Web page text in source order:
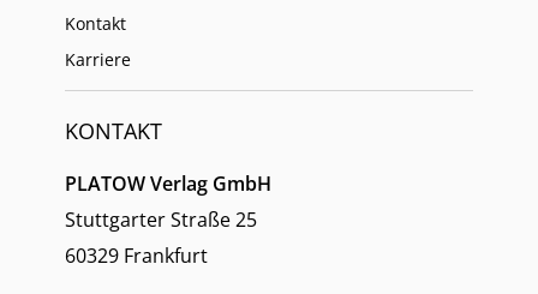
Kontakt
Karriere
KONTAKT
PLATOW Verlag GmbH
Stuttgarter Straße 25
60329 Frankfurt